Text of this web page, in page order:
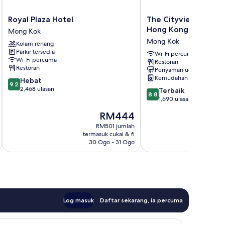
Royal
Plaza
Hotel
Mong
Kok
Royal Plaza Hotel
Mong Kok
Kolam renang
Parkir tersedia
Wi-Fi percuma
Restoran
9.2
daripada
9.2 Hebat
2,468 ulasan
Harga
ialah
RM444
RM444
RM501 jumlah
termasuk cukai & fi
30 Ogo - 31 Ogo
The
Cityview
Chinese
YMCA
of
Hong
Kong
Mong
Kok
The Cityview -
Hong Kong
Mong Kok
Wi-Fi percuma
Restoran
Penyaman udara
Kemudahan dobi
8.8
daripada
8.8 Terbaik
1,690 ulasan
Log masuk Daftar sekarang, ia percuma